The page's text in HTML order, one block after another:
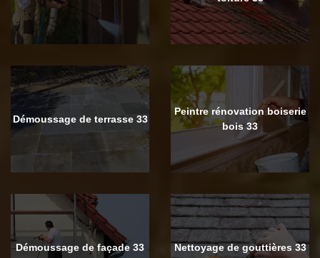
Démoussage de terrasse 33
Peintre rénovation boiserie
bois 33
Démoussage de façade 33 Nettoyage de gouttières 33